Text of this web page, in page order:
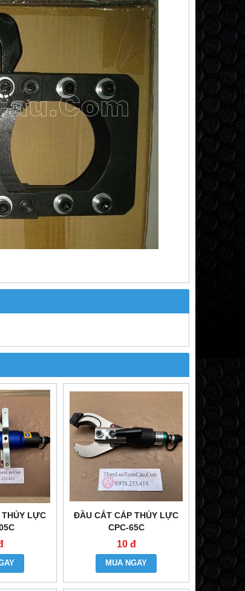
LỰC
ĐẦU CẮT CÁP THỦY LỰC
CPC-65C
10 đ
MUA NGAY